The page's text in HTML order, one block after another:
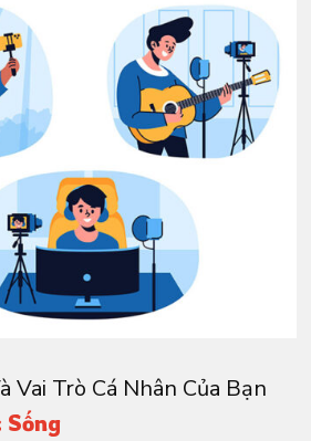
Vai Trò Cá Nhân Của Bạn
Sống